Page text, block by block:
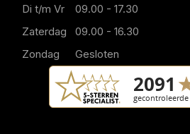
Di t/m Vr
09.00 - 17.30
Zaterdag
09.00 - 16.30
Zondag
Gesloten